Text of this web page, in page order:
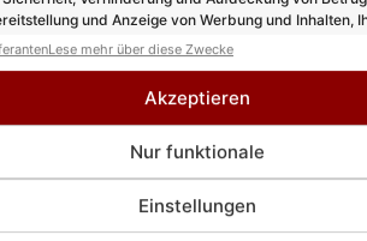
und Anzeige von Werbung und Inhalten,
Datenschutz speichern und übermitteln.
Lese mehr über diese Zwecke
Akzeptieren
Nur funktionale
Einstellungen
Amadeus Awards 2026: Warum tritt kein
DAS sagen die Verantwortlichen!